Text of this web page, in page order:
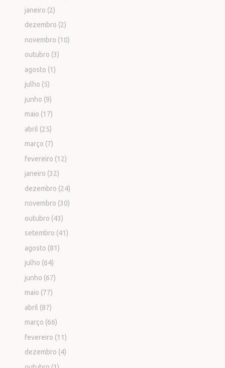
janeiro (2)
dezembro (2)
novembro (10)
outubro (3)
agosto (1)
julho (5)
junho (9)
maio (17)
abril (25)
março (7)
fevereiro (12)
janeiro (32)
dezembro (24)
novembro (30)
outubro (43)
setembro (41)
agosto (81)
julho (64)
junho (67)
maio (77)
abril (87)
março (66)
fevereiro (11)
dezembro (4)